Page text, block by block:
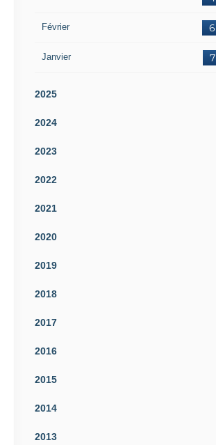
Février 6
Janvier 7
2025
2024
2023
2022
2021
2020
2019
2018
2017
2016
2015
2014
2013